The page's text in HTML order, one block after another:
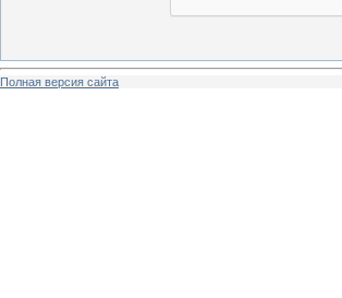
Полная версия сайта